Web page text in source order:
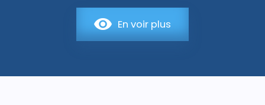
En voir plus